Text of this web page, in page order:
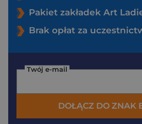
Pakiet zakładek Art
Brak opłat za
Twój e-mail
DOŁĄCZ DO ZNAK